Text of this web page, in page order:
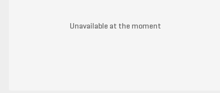
Unavailable at the moment